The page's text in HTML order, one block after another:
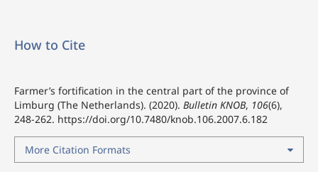
How to Cite
Farmer’s fortification in the central part of the province of
Limburg (The Netherlands). (2020). Bulletin KNOB, 106(6),
248-262. https://doi.org/10.7480/knob.106.2007.6.182
More Citation Formats